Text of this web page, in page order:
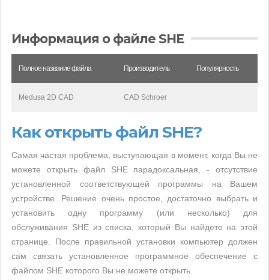
Информация о файле SHE
Полное название файла Производитель Популярность
Medusa 2D CAD CAD Schroer
Как открыть файл SHE?
Самая частая проблема, выступающая в момент, когда Вы не
можете открыть файл SHE парадоксальная, - отсутствие
установленной соответствующей программы на Вашем
устройстве. Решение очень простое, достаточно выбрать и
установить одну программу (или несколько) для
обслуживания SHE из списка, который Вы найдете на этой
странице. После правильной установки компьютер должен
сам связать установленное программное обеспечение с
файлом SHE которого Вы не можете открыть.